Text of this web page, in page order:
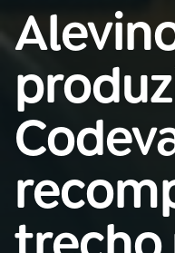
Buscar
na
Rádio
Nacional
01INÍCIO
02A RÁDIO
03PROGRAMAÇÃO